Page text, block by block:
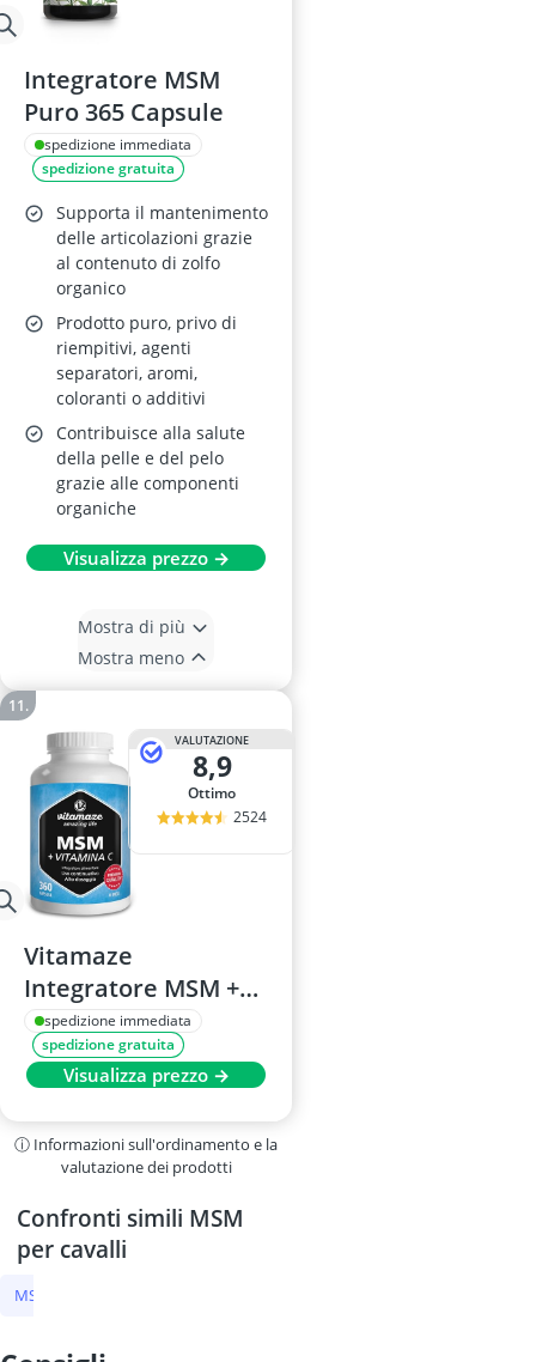
Integratore MSM
Puro 365 Capsule
spedizione immediata
spedizione gratuita
Supporta il mantenimento
delle articolazioni grazie
al contenuto di zolfo
organico
Prodotto puro, privo di
riempitivi, agenti
separatori, aromi,
coloranti o additivi
Contribuisce alla salute
della pelle e del pelo
grazie alle componenti
organiche
Visualizza prezzo →
Mostra di più
Mostra meno
VALUTAZIONE
8,9
Ottimo
2524
Vitamaze
Integratore MSM +
Vitamina C, 360
Capsule, Qualità
Tedesca
spedizione immediata
spedizione gratuita
Visualizza prezzo →
ⓘ Informazioni sull'ordinamento e la
valutazione dei prodotti
Confronti simili MSM
per cavalli
MSM per cavalli